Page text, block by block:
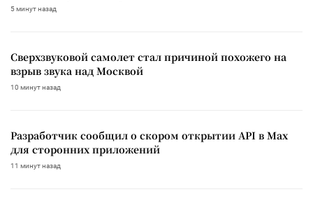
5 минут назад
Сверхзвуковой самолет стал причиной похожего на
взрыв звука над Москвой
10 минут назад
Разработчик сообщил о скором открытии API в Max
для сторонних приложений
11 минут назад